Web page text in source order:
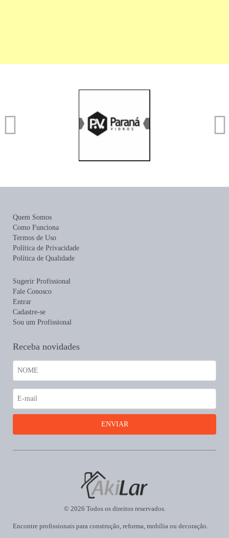
Quem Somos
Como Funciona
Termos de Uso
Política de Privacidade
Política de Qualidade
Sugerir Profissional
Fale Conosco
Entrar
Cadastre-se
Sou um Profissional
Receba novidades
Encontre profissionais para construção, reforma, mobília ou decoração.
© 2026 Todos os direitos reservados.